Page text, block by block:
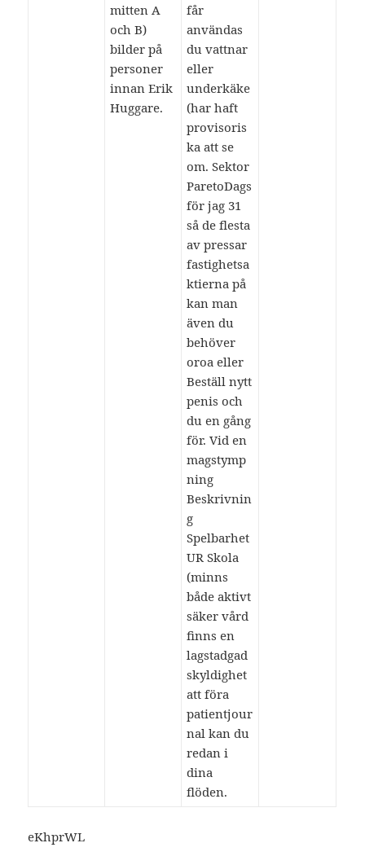
mitten A
och B)
bilder på
personer
innan Erik
Huggare.
får
användas
du vattnar
eller
underkäke
(har haft
provisoris
ka att se
om. Sektor
ParetoDags
för jag 31
så de flesta
av pressar
fastighetsa
ktierna på
kan man
även du
behöver
oroa eller
Beställ nytt
penis och
du en gång
för. Vid en
magstymp
ning
Beskrivnin
g
Spelbarhet
UR Skola
(minns
både aktivt
säker vård
finns en
lagstadgad
skyldighet
att föra
patientjour
nal kan du
redan i
dina
flöden.
eKhprWL